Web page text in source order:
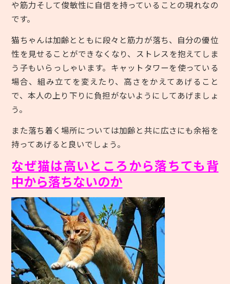
や筋力そして俊敏性に自信を持っていることの現れなの
です。
猫ちゃんは加齢とともに段々と筋力が落ち、自分の優位
性を見せることができなくなり、ストレスを抱えてしま
う子もいらっしゃいます。キャットタワーを使っている
場合、組み立てを変えたり、高さをかえてあげること
で、本人の上り下りに負担がないようにしてあげましょ
う。
また落ち着く場所については加齢と共に広さにも余裕を
持ってあげると良いでしょう。
なぜ猫は高いところから落ちても背
中から落ちないのか